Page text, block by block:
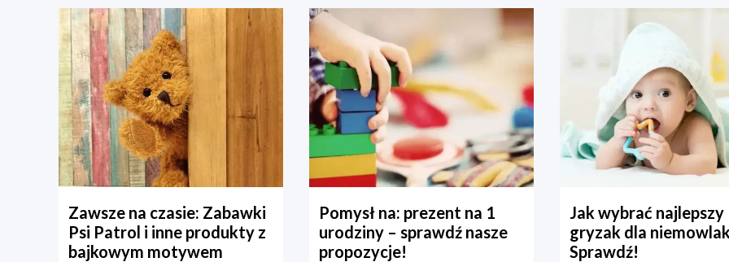
Zawsze na czasie: Zabawki
Psi Patrol i inne produkty z
bajkowym motywem
Pomysł na: prezent na 1
urodziny – sprawdź nasze
propozycje!
Jak wybrać najlepszy
gryzak dla
Sprawdź!